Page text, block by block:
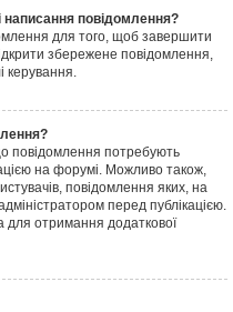
повідомлення?
для того, щоб завершити
збережене повідомлення,
керування.
повідомлення потребують
на форумі. Можливо також,
повідомлення яких, на
перед публікацією.
для отримання додаткової